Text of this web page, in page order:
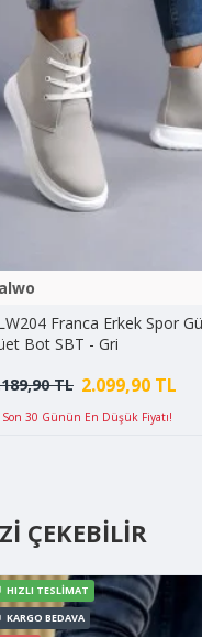
Franca Erkek Spor
Bot SBT - Gri
2.099,90 TL
TL
Son 30 Günün En Düşük Fiyatı!
ÇEKEBILIR
KARGO BEDAVA
HIZLI TESLIMAT